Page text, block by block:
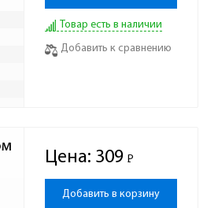
Товар есть в наличии
Добавить к сравнению
Цена: 309 Р
-
Добавить в корзину